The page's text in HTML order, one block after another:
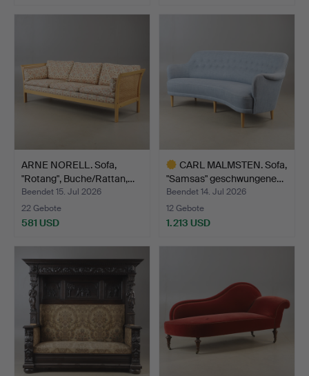
ARNE NORELL. Sofa,
"Rotang", Buche/Rattan,…
Beendet 15. Jul 2026
22 Gebote
581 USD
CARL MALMSTEN. Sofa,
"Samsas" geschwungene…
Beendet 14. Jul 2026
12 Gebote
1.213 USD